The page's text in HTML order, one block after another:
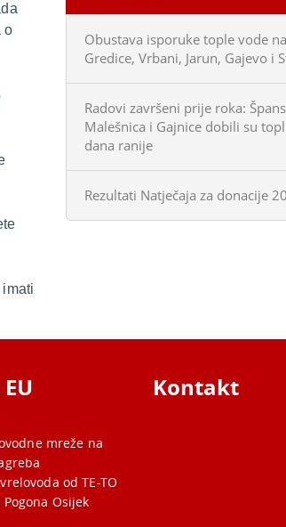
o
Obustava isporuke tople vode
Gredice, Vrbani, Jarun, Gajevo i
Radovi završeni prije roka:
Malešnica i Gajnice dobili su
dana ranije
Rezultati Natječaja za donacije
mreže na
od TE-TO
Osijek
Kontakt